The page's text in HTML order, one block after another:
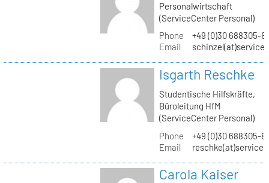
Personalwirtschaft
(ServiceCenter Personal)
Phone
+49 (0)30 688305-
Email
Isgarth Reschke
Studentische Hilfskräfte,
Büroleitung HfM
(ServiceCenter Personal)
Phone
+49 (0)30 688305-
Email
Carola Kaiser